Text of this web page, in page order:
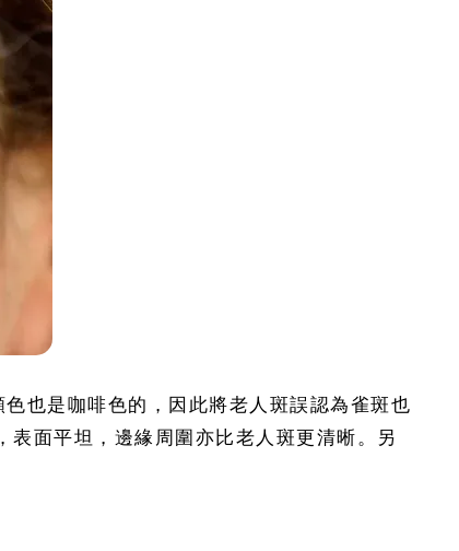
也是咖啡色的，因此將老人斑誤認為雀斑也
面平坦，邊緣周圍亦比老人斑更清晰。另